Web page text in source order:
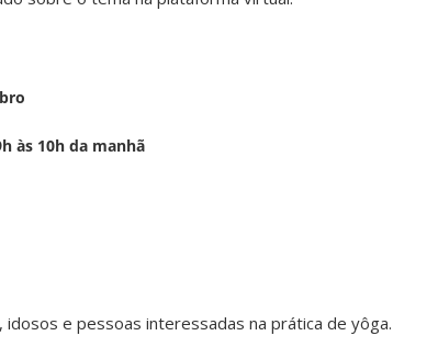
às 10h da manhã
idosos e pessoas interessadas na prática de yôga.